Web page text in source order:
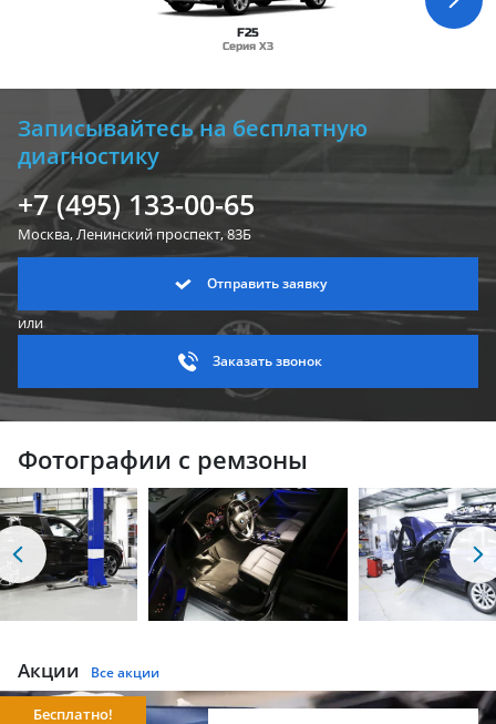
F25
Серия X3
Записывайтесь на бесплатную
диагностику
+7 (495) 133-00-65
Москва, Ленинскийпроспект, 83Б
Отправить заявку
или
Заказать звонок
Фотографии с ремзоны
Акции Все акции
Бесплатно!